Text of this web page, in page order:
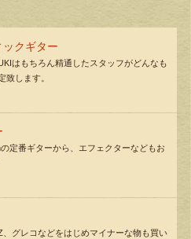
クギター
はもちろん精通したスタッフがどんなも
致します。
定番ギターから、エフェクターなどもお
、グレコなどをはじめマイナーな物も買い